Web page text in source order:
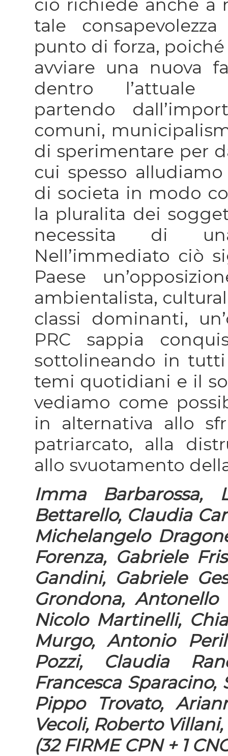
ciò richiede anche a
tale
punto di forza,
avviare una nuova
dentro l’attuale
partendo
comuni,
di sperimentare per
cui spesso
di societa in modo
la pluralita dei
necessita di
Nell’immediato ciò
Paese
ambientalista,
classi dominanti,
PRC sappia
sottolineando in
temi quotidiani e il
vediamo come
in alternativa allo
patriarcato, alla
allo svuotamento
Imma Barbarossa,
Bettarello, Claudia
Michelangelo
Forenza, Gabriele
Gandini, Gabriele
Grondona, Antonello
Nicolo Martinelli,
Murgo, Antonio
Pozzi, Claudia
Francesca Sparacino,
Pippo Trovato,
Vecoli, Roberto
(32 FIRME CPN + 1